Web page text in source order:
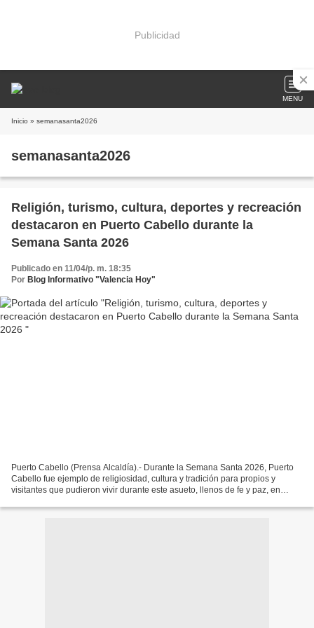
Publicidad
MENU
Inicio » semanasanta2026
semanasanta2026
Religión, turismo, cultura, deportes y recreación
destacaron en Puerto Cabello durante la
Semana Santa 2026
Publicado en 11/04/p. m. 18:35
Por Blog Informativo "Valencia Hoy"
Puerto Cabello (Prensa Alcaldía).- Durante la Semana Santa 2026, Puerto
Cabello fue ejemplo de religiosidad, cultura y tradición para propios y
visitantes que pudieron vivir durante este asueto, llenos de fe y paz, en